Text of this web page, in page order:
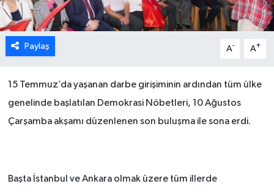
Paylaş A- A+
15 Temmuz’da yaşanan darbe girişiminin ardından tüm ülke
genelinde başlatılan Demokrasi Nöbetleri, 10 Ağustos
Çarşamba akşamı düzenlenen son buluşma ile sona erdi.
Başta İstanbul ve Ankara olmak üzere tüm illerde